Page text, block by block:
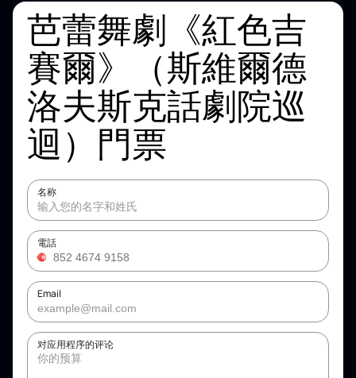
芭蕾舞劇《紅色吉
賽爾》（斯維爾德
洛夫斯克話劇院巡
迴）門票
名称
電話
Email
对应用程序的评论